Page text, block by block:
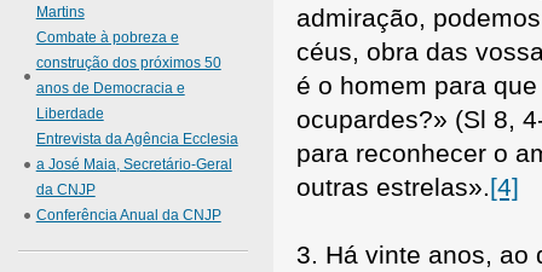
admiração,
céus, obra das
é o homem para
ocupardes?» (Sl 8,
para reconhecer o
outras estrelas».[4]
3. Há vinte anos, ao
Martins
Combate à pobreza e
construção dos próximos 50
anos de Democracia e
Liberdade
Entrevista da Agência Ecclesia
a José Maia, Secretário-Geral
da CNJP
Conferência Anual da CNJP